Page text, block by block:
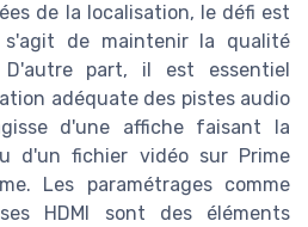
de la localisation, le défi est
de maintenir la qualité
part, il est essentiel
adéquate des pistes audio
d'une affiche faisant la
d'un fichier vidéo sur Prime
Les paramétrages comme
HDMI sont des éléments